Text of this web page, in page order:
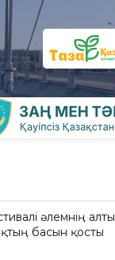
әлемнің алты
басын қосты